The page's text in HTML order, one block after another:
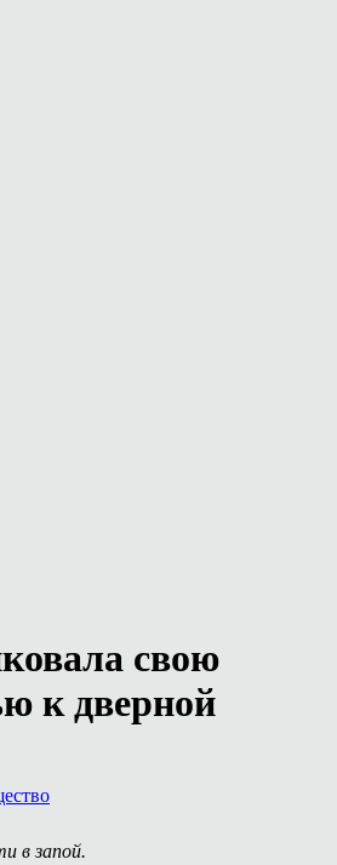
свою
к дверной
в запой.